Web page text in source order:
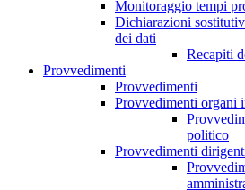
Monitoraggio tempi
Dichiarazioni
dei dati
Recapiti
Provvedimenti
Provvedimenti
Provvedimenti organi
politico
Provvedimenti